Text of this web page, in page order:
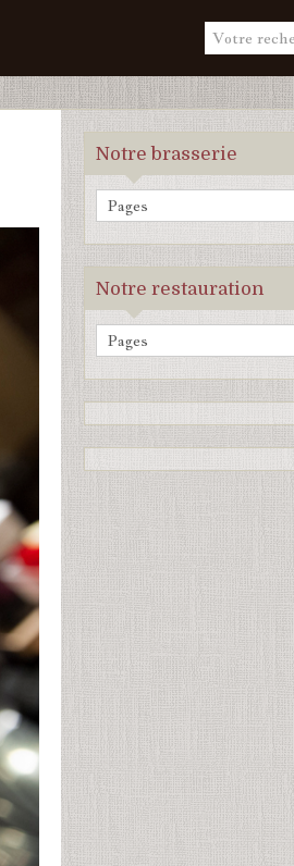
Notre brasserie
Notre restauration